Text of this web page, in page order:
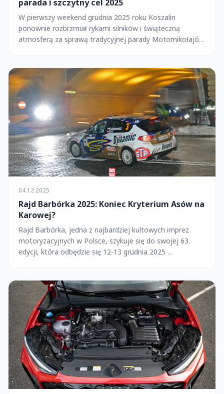
parada i szczytny cel 2025
W pierwszy weekend grudnia 2025 roku Koszalin
ponownie rozbrzmiał rykami silników i świąteczną
atmosferą za sprawą tradycyjnej parady Motomikołajów.
04.12.2025
Rajd Barbórka 2025: Koniec Kryterium Asów na
Karowej?
Rajd Barbórka, jedna z najbardziej kultowych imprez
motoryzacyjnych w Polsce, szykuje się do swojej 63.
edycji, która odbędzie się 12-13 grudnia 2025 ...